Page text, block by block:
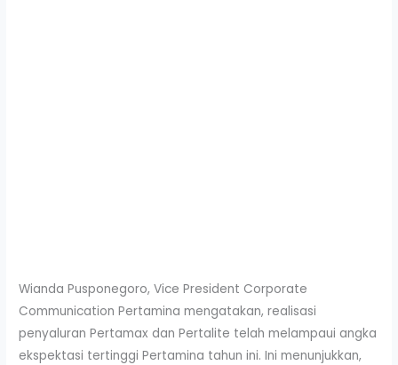
Wianda Pusponegoro, Vice President Corporate
Communication Pertamina mengatakan, realisasi
penyaluran Pertamax dan Pertalite telah melampaui angka
ekspektasi tertinggi Pertamina tahun ini. Ini menunjukkan,